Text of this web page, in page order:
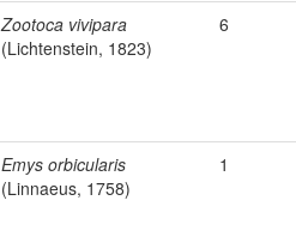
Zootoca vivipara
(Lichtenstein, 1823)
6
Emys orbicularis
(Linnaeus, 1758)
1